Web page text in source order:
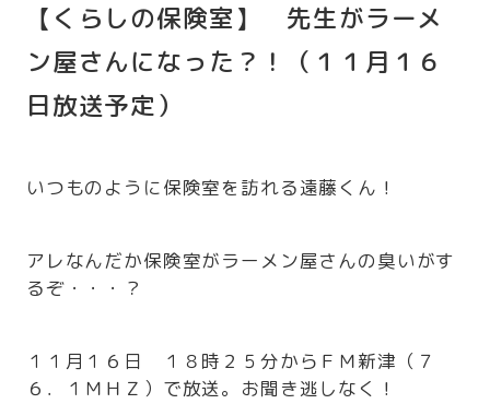
【くらしの保険室】 先生がラーメ
ン屋さんになった？！（１１月１６
日放送予定）
いつものように保険室を訪れる遠藤くん！
アレなんだか保険室がラーメン屋さんの臭いがす
るぞ・・・？
１１月１６日 １８時２５分からＦＭ新津（７
６．１ＭＨＺ）で放送。お聞き逃しなく！